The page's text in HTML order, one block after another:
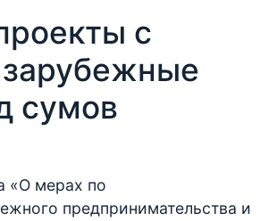
с
сумов
«О мерах по
предпринимательства и